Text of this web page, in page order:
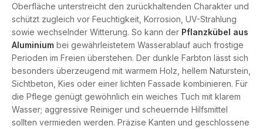
Oberfläche unterstreicht den zurückhaltenden Charakter und
schützt zugleich vor Feuchtigkeit, Korrosion, UV-Strahlung
sowie wechselnder Witterung. So kann der Pflanzkübel aus
Aluminium bei gewährleistetem Wasserablauf auch frostige
Perioden im Freien überstehen. Der dunkle Farbton lässt sich
besonders überzeugend mit warmem Holz, hellem Naturstein,
Sichtbeton, Kies oder einer lichten Fassade kombinieren. Für
die Pflege genügt gewöhnlich ein weiches Tuch mit klarem
Wasser; aggressive Reiniger und scheuernde Hilfsmittel
sollten vermieden werden. Präzise Kanten und geschlossene